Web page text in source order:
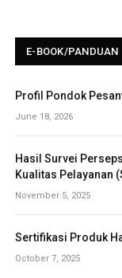
E-BOOK/PANDUAN
Profil Pondok
June 18, 2026
Hasil Survei
Kualitas Pelayanan
November 5, 2025
Sertifikasi Produk
October 7, 2025